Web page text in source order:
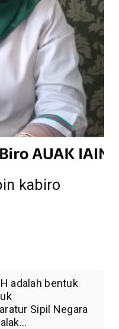
kabiro
adalah bentuk
Sipil Negara